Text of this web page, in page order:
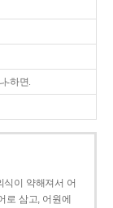
-하면.
식이 약해져서 어
로 삼고, 어원에